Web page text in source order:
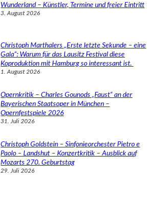
Wunderland – Künstler, Termine und freier Eintritt
3. August 2026
Christoph Marthalers „Erste letzte Sekunde – eine
Gala“: Warum für das Lausitz Festival diese
Koproduktion mit Hamburg so interessant ist.
1. August 2026
Opernkritik – Charles Gounods „Faust“ an der
Bayerischen Staatsoper in München –
Opernfestspiele 2026
31. Juli 2026
Christoph Goldstein – Sinfonieorchester Pietro e
Paolo – Landshut – Konzertkritik – Ausblick auf
Mozarts 270. Geburtstag
29. Juli 2026